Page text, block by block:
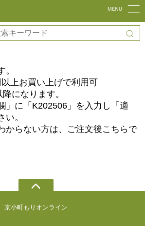
上お買い上げで利用可
になります。
に「K202506」を入力し「適
い。
からない方は、ご注文後こちらで
京小町もりオンライン